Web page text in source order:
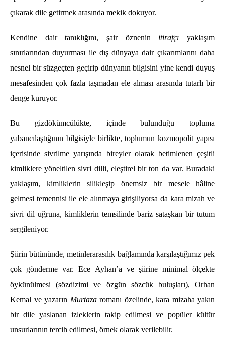
çıkarak dile getirmek arasında mekik dokuyor.
Kendine dair tanıklığını, şair öznenin itirafçı yaklaşım
sınırlarından duyurması ile dış dünyaya dair çıkarımlarını daha
nesnel bir süzgeçten geçirip dünyanın bilgisini yine kendi duyuş
mesafesinden çok fazla taşmadan ele alması arasında tutarlı bir
denge kuruyor.
Bu gizdökümcülükte, içinde bulunduğu topluma
yabancılaştığının bilgisiyle birlikte, toplumun kozmopolit yapısı
içerisinde sivrilme yarışında bireyler olarak betimlenen çeşitli
kimliklere yöneltilen sivri dilli, eleştirel bir ton da var. Buradaki
yaklaşım, kimliklerin silikleşip önemsiz bir mesele hâline
gelmesi temennisi ile ele alınmaya girişiliyorsa da kara mizah ve
sivri dil uğruna, kimliklerin temsilinde bariz sataşkan bir tutum
sergileniyor.
Şiirin bütününde, metinlerarasılık bağlamında karşılaştığımız pek
çok gönderme var. Ece Ayhan’a ve şiirine minimal ölçekte
öykünülmesi (sözdizimi ve özgün sözcük buluşları), Orhan
Kemal ve yazarın Murtazaromanı özelinde, kara mizaha yakın
bir dile yaslanan izleklerin takip edilmesi ve popüler kültür
unsurlarının tercih edilmesi, örnek olarak verilebilir.